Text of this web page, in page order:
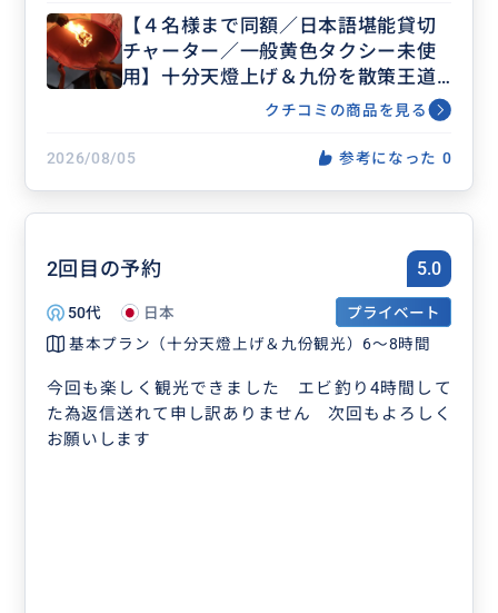
【４名様まで同額／日本語堪能貸切
チャーター／一般黄色タクシー未使
用】十分天燈上げ＆九份を散策王道
の日帰りツアー／十分瀑布、野柳ク
イーンズヘッド、十三層遺跡など選
べるプラン＜士林夜市＆ホテル下車
クチコミの商品を見る
2026/08/05 参考になった 0
2回目の予約 5.0
50代 日本
プライベート
基本プラン（十分天燈上げ＆九份観光）6～8時間
今回も楽しく観光できました エビ釣り4時間して
た為返信送れて申し訳ありません 次回もよろしく
お願いします